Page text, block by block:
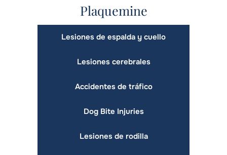
Plaquemine
Lesiones de espalda y cuello
Lesiones cerebrales
Accidentes de tráfico
Dog Bite Injuries
Lesiones de rodilla